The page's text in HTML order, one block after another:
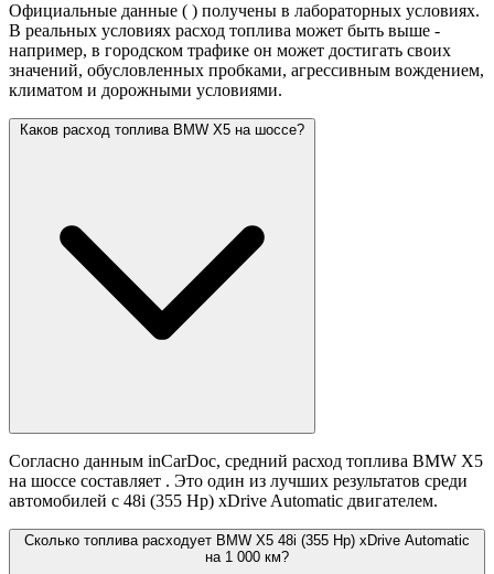
Официальные данные ( ) получены в лабораторных условиях.
В реальных условиях расход топлива может быть выше -
например, в городском трафике он может достигать своих
значений, обусловленных пробками, агрессивным вождением,
климатом и дорожными условиями.
Каков расход топлива BMW X5 на шоссе?
Согласно данным inCarDoc, средний расход топлива BMW X5
на шоссе составляет . Это один из лучших результатов среди
автомобилей с 48i (355 Hp) xDrive Automatic двигателем.
Сколько топлива расходует BMW X5 48i (355 Hp) xDrive Automatic
на 1 000 км?